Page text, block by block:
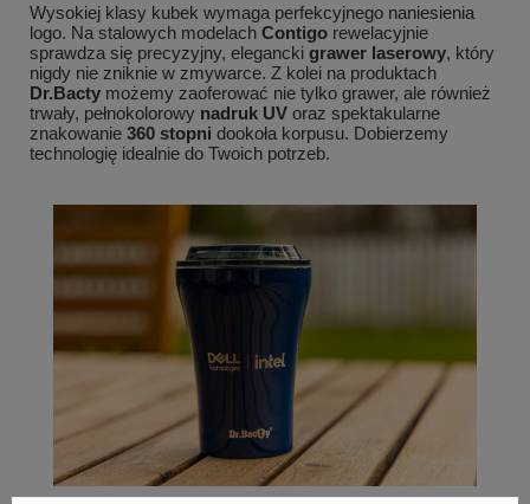
Wysokiej klasy kubek wymaga perfekcyjnego naniesienia
logo. Na stalowych modelach Contigo rewelacyjnie
sprawdza się precyzyjny, elegancki grawer laserowy, który
nigdy nie zniknie w zmywarce. Z kolei na produktach
Dr.Bacty możemy zaoferować nie tylko grawer, ale również
trwały, pełnokolorowy nadruk UV oraz spektakularne
znakowanie 360 stopni dookoła korpusu. Dobierzemy
technologię idealnie do Twoich potrzeb.